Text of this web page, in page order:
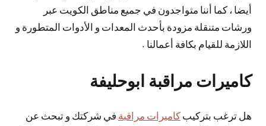
أيضا ، كما أننا متواجدون في جميع مناطق الكويت عبر
ورشات متنقلة مزودة بأحدث المعدات و الأدوات المتطورة و
اللازمة للقيام بكافة أعمالنا .
كاميرات مراقبة ابوحليفة
هل ترغب بتركيب كاميرات مراقبة في شركتك و تبحث عن